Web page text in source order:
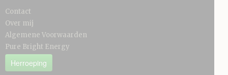
Contact
Over mij
Algemene Voorwaarden
Pure Bright Energy
Herroeping